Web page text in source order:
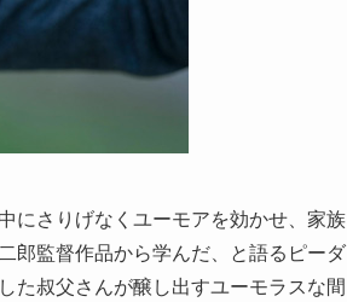
にさりげなくユーモアを効かせ、家族
郎監督作品から学んだ、と語るピーダ
た叔父さんが醸し出すユーモラスな間